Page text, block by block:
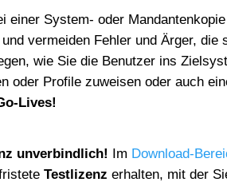
einer System- oder
vermeiden Fehler und Ärger,
wie Sie die Benutzer ins
oder Profile zuweisen oder auch
Lives!
unverbindlich! Im Download-
Testlizenz erhalten, mit der